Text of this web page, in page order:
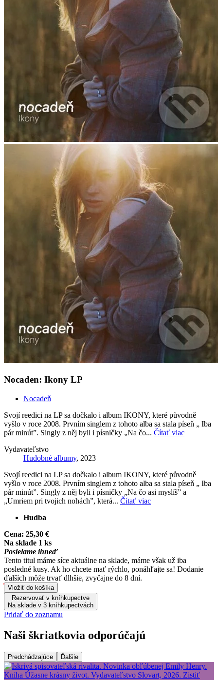
Nocaden: Ikony LP
Nocadeň
Svojí reedici na LP sa dočkalo i album IKONY, které původně
vyšlo v roce 2008. Prvním singlem z tohoto alba sa stala píseň „ Iba
pár minút”. Singly z něj byli i písničky „Na čo... Čítať viac
Vydavateľstvo
Hudobné albumy, 2023
Svojí reedici na LP sa dočkalo i album IKONY, které původně
vyšlo v roce 2008. Prvním singlem z tohoto alba sa stala píseň „ Iba
pár minút”. Singly z něj byli i písničky „Na čo asi myslíš” a
„Umriem pri tvojich nohách”, která... Čítať viac
Hudba
Cena: 25,30 €
Na sklade 1 ks
Posielame ihneď
Tento titul máme síce aktuálne na sklade, máme však už iba
posledné kusy. Ak ho chcete mať rýchlo, ponáhľajte sa! Dodanie
ďalších môže trvať dlhšie, zvyčajne do 8 dní.
Vložiť do košíka
Rezervovať v kníhkupectve
Na sklade v 3 kníhkupectvách
Pridať do zoznamu
Naši škriatkovia odporúčajú
Predchádzajúce Ďalšie